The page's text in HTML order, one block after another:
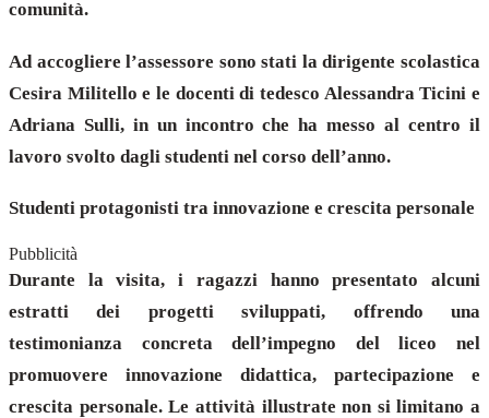
comunità.
Ad accogliere l’assessore sono stati la dirigente scolastica
Cesira Militello e le docenti di tedesco Alessandra Ticini e
Adriana Sulli, in un incontro che ha messo al centro il
lavoro svolto dagli studenti nel corso dell’anno.
Studenti protagonisti tra innovazione e crescita personale
Pubblicità
Durante la visita, i ragazzi hanno presentato alcuni
estratti dei progetti sviluppati, offrendo una
testimonianza concreta dell’impegno del liceo nel
promuovere innovazione didattica, partecipazione e
crescita personale. Le attività illustrate non si limitano a